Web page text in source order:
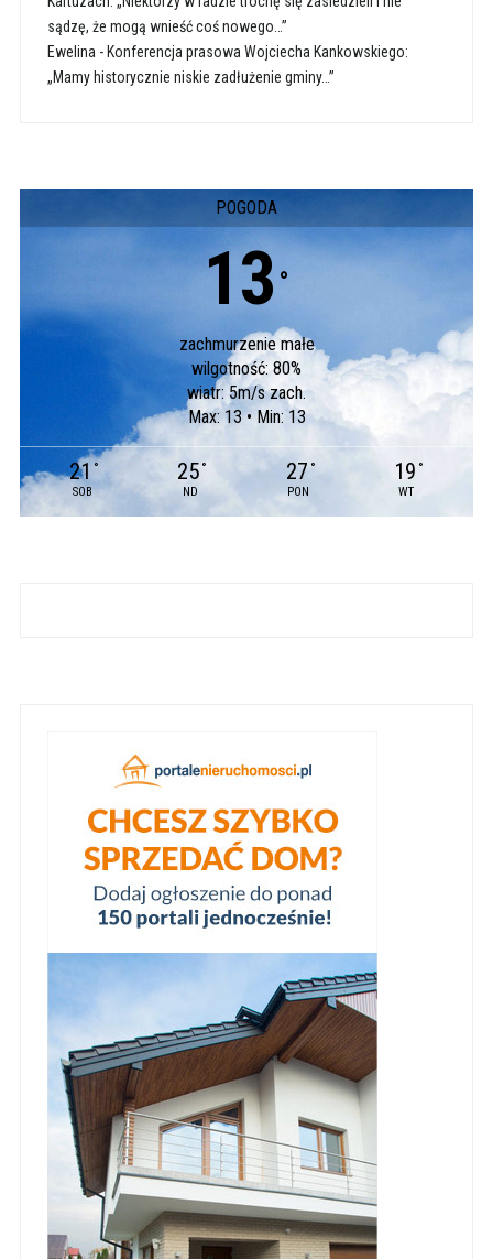
sądzę, że mogą wnieść coś nowego…”
Ewelina - Konferencja prasowa Wojciecha Kankowskiego:
„Mamy historycznie niskie zadłużenie gminy…”
POGODA
13 °
zachmurzenie małe
wilgotność: 80%
wiatr: 5m/s zach.
Max: 13 • Min: 13
21 °
SOB
25 °
ND
27 °
PON
19 °
WT